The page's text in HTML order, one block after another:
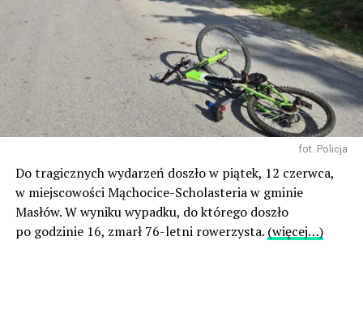
fot. Policja
Do tragicznych wydarzeń doszło w piątek, 12 czerwca,
w miejscowości Mąchocice-Scholasteria w gminie
Masłów. W wyniku wypadku, do którego doszło
po godzinie 16, zmarł 76-letni rowerzysta. (więcej…)